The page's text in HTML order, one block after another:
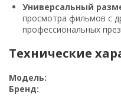
Универсальный
просмотра фильмов с
профессиональных
Технические
Модель:
Бренд: